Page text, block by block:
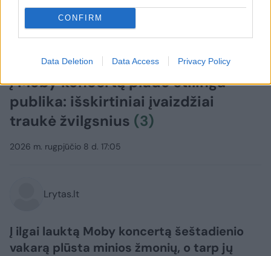
CONFIRM
Data Deletion Data Access Privacy Policy
Žmonės Stilius
Į Moby koncertą plūdo stilinga
publika: išskirtiniai įvaizdžiai
traukė žvilgsnius (3)
2026 m. rugpjūčio 8 d. 17:05
Lrytas.lt
Į ilgai lauktą Moby koncertą šeštadienio
vakarą plūsta minios žmonių, o tarp jų